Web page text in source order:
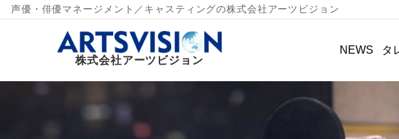
声優・俳優マネージメント／キャスティングの株式会社アーツビジョン
株式会社アーツビジョン
NEWS タ
株式会社アーツビジョン トップページ